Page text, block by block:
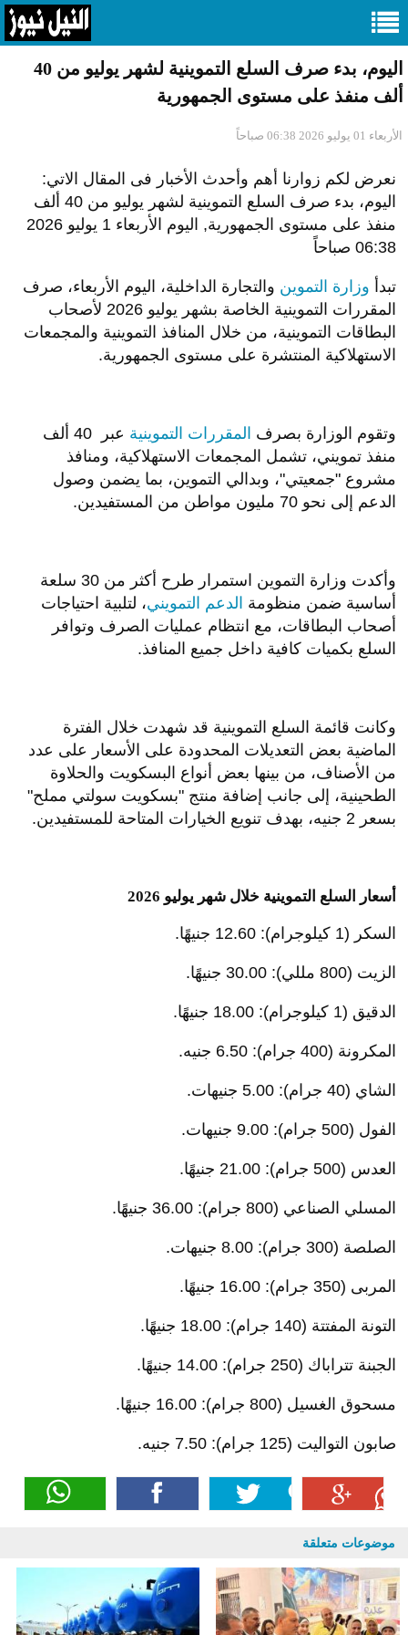
اليوم، بدء صرف السلع التموينية لشهر يوليو من 40
ألف منفذ على مستوى الجمهورية
الأربعاء 01 يوليو 2026 06:38 صباحاً
نعرض لكم زوارنا أهم وأحدث الأخبار فى المقال الاتي:
اليوم، بدء صرف السلع التموينية لشهر يوليو من 40 ألف
منفذ على مستوى الجمهورية, اليوم الأربعاء 1 يوليو 2026
06:38 صباحاً
تبدأ وزارة التموين والتجارة الداخلية، اليوم الأربعاء، صرف
المقررات التموينية الخاصة بشهر يوليو 2026 لأصحاب
البطاقات التموينية، من خلال المنافذ التموينية والمجمعات
الاستهلاكية المنتشرة على مستوى الجمهورية.
وتقوم الوزارة بصرف المقررات التموينية
عبر 40 ألف
منفذ تمويني، تشمل المجمعات الاستهلاكية، ومنافذ
مشروع "جمعيتي"، وبدالي التموين، بما يضمن وصول
الدعم إلى نحو 70 مليون مواطن من المستفيدين.
وأكدت وزارة التموين استمرار طرح أكثر من 30 سلعة
أساسية ضمن منظومة الدعم التمويني، لتلبية احتياجات
أصحاب البطاقات، مع انتظام عمليات الصرف وتوافر
السلع بكميات كافية داخل جميع المنافذ.
وكانت قائمة السلع التموينية قد شهدت خلال الفترة
الماضية بعض التعديلات المحدودة على الأسعار على عدد
من الأصناف، من بينها بعض أنواع البسكويت والحلاوة
الطحينية، إلى جانب إضافة منتج "بسكويت سولتي مملح"
بسعر 2 جنيه، بهدف تنويع الخيارات المتاحة للمستفيدين.
أسعار السلع التموينية خلال شهر يوليو 2026
السكر (1 كيلوجرام): 12.60 جنيهًا.
الزيت (800 مللي): 30.00 جنيهًا.
الدقيق (1 كيلوجرام): 18.00 جنيهًا.
المكرونة (400 جرام): 6.50 جنيه.
الشاي (40 جرام): 5.00 جنيهات.
الفول (500 جرام): 9.00 جنيهات.
العدس (500 جرام): 21.00 جنيهًا.
المسلي الصناعي (800 جرام): 36.00 جنيهًا.
الصلصة (300 جرام): 8.00 جنيهات.
المربى (350 جرام): 16.00 جنيهًا.
التونة المفتتة (140 جرام): 18.00 جنيهًا.
الجبنة تتراباك (250 جرام): 14.00 جنيهًا.
مسحوق الغسيل (800 جرام): 16.00 جنيهًا.
صابون التواليت (125 جرام): 7.50 جنيه.
موضوعات متعلقة